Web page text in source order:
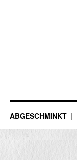
ABGESCHMINKT